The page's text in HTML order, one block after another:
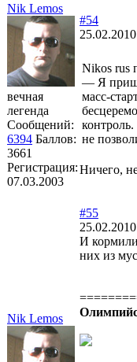
Nik Lemos
вечная
легенда
Сообщений:
6394 Баллов:
3661
Регистрация:
07.03.2003
#54
Nikоs rus
— Я
масс-
не
Ничего,
Nik Lemos
#55
И
них из